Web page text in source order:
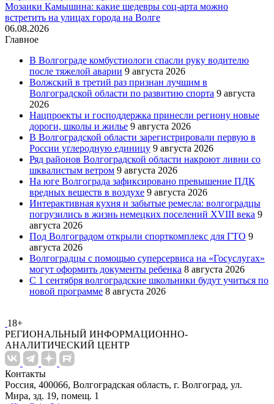
Мозаики Камышина: какие шедевры соц-арта можно
встретить на улицах города на Волге
06.08.2026
Главное
В Волгограде комбустиологи спасли руку водителю
после тяжелой аварии 9 августа 2026
Волжский в третий раз признан лучшим в
Волгоградской области по развитию спорта 9 августа
2026
Нацпроекты и господдержка принесли региону новые
дороги, школы и жилье 9 августа 2026
В Волгоградской области зарегистрировали первую в
России углеродную единицу 9 августа 2026
Ряд районов Волгоградской области накроют ливни со
шквалистым ветром 9 августа 2026
На юге Волгограда зафиксировано превышение ПДК
вредных веществ в воздухе 9 августа 2026
Интерактивная кухня и забытые ремесла: волгоградцы
погрузились в жизнь немецких поселений XVIII века 9
августа 2026
Под Волгоградом открыли спорткомплекс для ГТО 9
августа 2026
Волгоградцы с помощью суперсервиса на «Госуслугах»
могут оформить документы ребенка 8 августа 2026
С 1 сентября волгоградские школьники будут учиться по
новой программе 8 августа 2026
18+
РЕГИОНАЛЬНЫЙ ИНФОРМАЦИОННО-
АНАЛИТИЧЕСКИЙ ЦЕНТР
Контакты
Россия, 400066, Волгоградская область, г. Волгоград, ул.
Мира, зд. 19, помещ. 1